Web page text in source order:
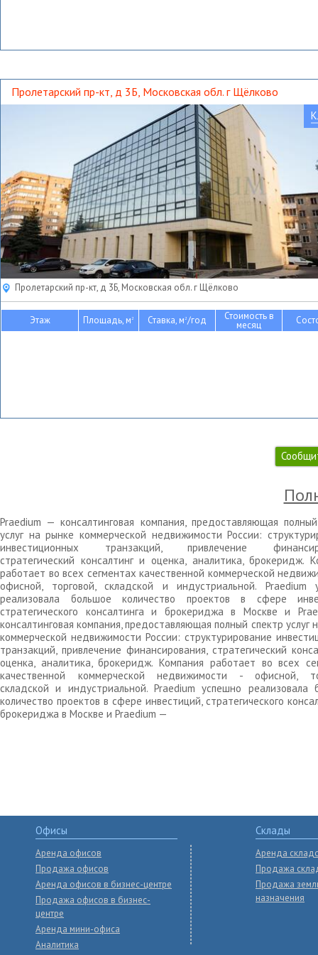
Пролетарский пр-кт, д 3Б, Московская обл. г Щёлково
Пролетарский пр-кт, д 3Б, Московская обл. г Щёлково
Этаж Площадь, м2 Ставка, м2/год Стоимость в
месяц
Praedium — консалтинговая компания, предоставляющая
услуг на рынке коммерческой недвижимости России:
инвестиционных транзакций, привлечение
стратегический консалтинг и оценка, аналитика, брокеридж.
работает во всех сегментах качественной коммерческой
офисной, торговой, складской и индустриальной. Praedium
реализовала большое количество проектов в сфере
стратегического консалтинга и брокериджа в Москве и
консалтинговая компания, предоставляющая полный спектр услуг
коммерческой недвижимости России: структурирование
транзакций, привлечение финансирования, стратегический
оценка, аналитика, брокеридж. Компания работает во всех
качественной коммерческой недвижимости - офисной,
складской и индустриальной. Praedium успешно реализовала
количество проектов в сфере инвестиций, стратегического
брокериджа в Москве и Praedium —
Офисы
Аренда офисов
Продажа офисов
Аренда офисов в бизнес-центре
Продажа офисов в бизнес-
центре
Аренда мини-офиса
Аналитика
Склады
Аренда
Продажа
Продажа
назначения